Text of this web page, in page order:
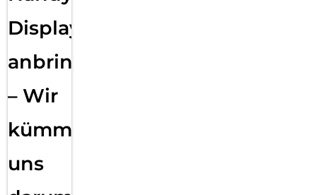
Displayfolie
anbringen
– Wir
kümmern
uns